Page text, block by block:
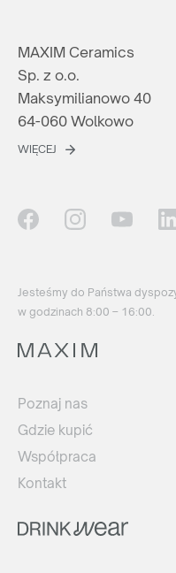
MAXIM Ceramics
Sp. z o.o.
Maksymilianowo 40
64-060 Wolkowo
WIĘCEJ
Jesteśmy do Państwa
w godzinach 8:00 – 16:00.
Poznaj nas
Gdzie kupić
Współpraca
Kontakt